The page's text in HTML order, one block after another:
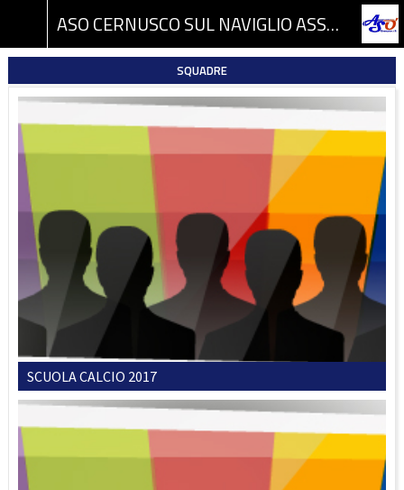
ASO CERNUSCO SUL NAVIGLIO ASSOCIAZIONE SPORTIVA DILETTANTISTICA
SQUADRE
SCUOLA CALCIO 2017